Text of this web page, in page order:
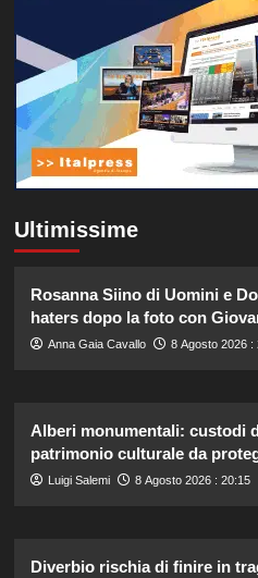
Ultimissime
Rosanna Siino di Uomini e
haters dopo la foto con
Anna Gaia Cavallo 8 Agosto 2026 :
Alberi monumentali: custodi
patrimonio culturale da
Luigi Salemi 8 Agosto 2026 : 20:15
Diverbio rischia di finire in